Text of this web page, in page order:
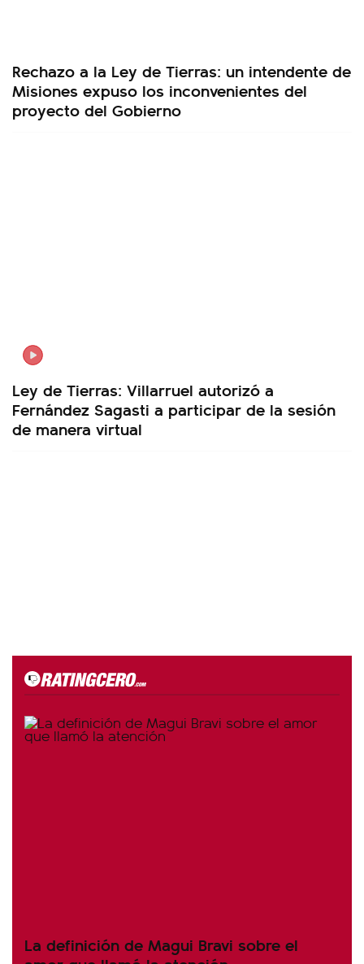
Rechazo a la Ley de Tierras: un intendente de
Misiones expuso los inconvenientes del
proyecto del Gobierno
Ley de Tierras: Villarruel autorizó a
Fernández Sagasti a participar de la sesión
de manera virtual
La definición de Magui Bravi sobre el